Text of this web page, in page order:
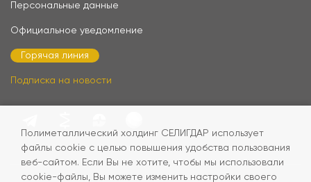
Персональные данные
Официальное уведомление
Горячая линия
Подписка на новости
Полиметаллический холдинг СЕЛИГДАР использует
файлы cookie с целью повышения удобства пользования
веб-сайтом. Если Вы не хотите, чтобы мы использовали
cookie-файлы, Вы можете изменить настройки своего